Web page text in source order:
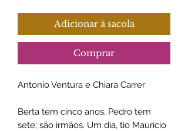
Adicionar à sacola
Comprar
Antonio Ventura e Chiara Carrer
Berta tem cinco anos, Pedro tem
sete; são irmãos. Um dia, tio Maurício